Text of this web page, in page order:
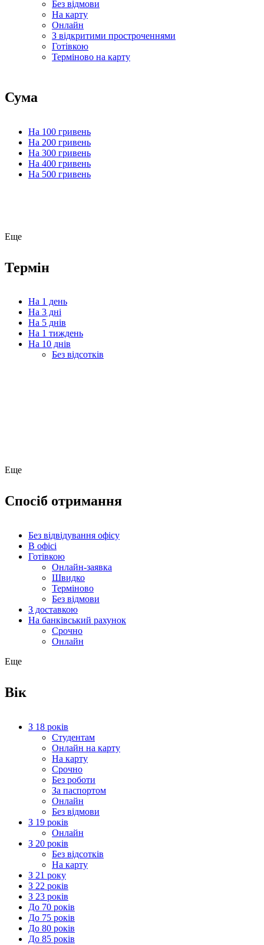
Без відмови
На карту
Онлайн
З відкритими простроченнями
Готівкою
Терміново на карту
Сума
На 100 гривень
На 200 гривень
На 300 гривень
На 400 гривень
На 500 гривень
Еще
Термін
На 1 день
На 3 дні
На 5 днів
На 1 тиждень
На 10 днів
Без відсотків
Еще
Спосіб отримання
Без відвідування офісу
В офісі
Готівкою
Онлайн-заявка
Швидко
Терміново
Без відмови
З доставкою
На банківський рахунок
Срочно
Онлайн
Еще
Вік
З 18 років
Студентам
Онлайн на карту
На карту
Срочно
Без роботи
За паспортом
Онлайн
Без відмови
З 19 років
Онлайн
З 20 років
Без відсотків
На карту
З 21 року
З 22 років
З 23 років
До 70 років
До 75 років
До 80 років
До 85 років